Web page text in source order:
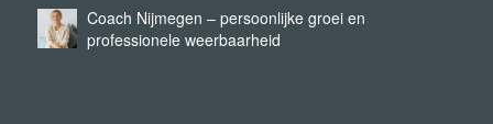
Coach Nijmegen – persoonlijke groei en
professionele weerbaarheid